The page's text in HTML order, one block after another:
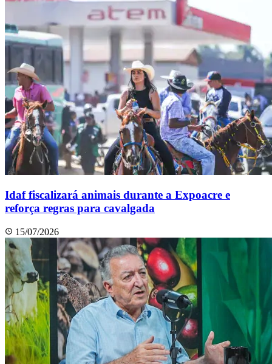
Idaf fiscalizará animais durante a Expoacre e
reforça regras para cavalgada
15/07/2026